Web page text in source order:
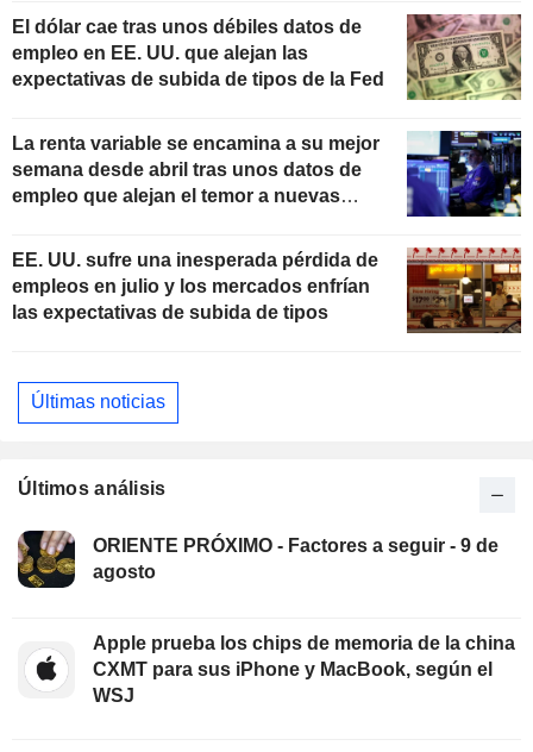
El dólar cae tras unos débiles datos de
empleo en EE. UU. que alejan las
expectativas de subida de tipos de la Fed
La renta variable se encamina a su mejor
semana desde abril tras unos datos de
empleo que alejan el temor a nuevas
EE. UU. sufre una inesperada pérdida de
empleos en julio y los mercados enfrían
las expectativas de subida de tipos
Últimas noticias
Últimos análisis
ORIENTE PRÓXIMO - Factores a seguir - 9 de
agosto
Apple prueba los chips de memoria de la china
CXMT para sus iPhone y MacBook, según el
WSJ